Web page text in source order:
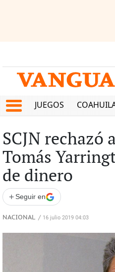
JUEGOS
SCJN rechazó
Tomás
de dinero
+ Seguir en
NACIONAL / 16 julio 2019 04:03